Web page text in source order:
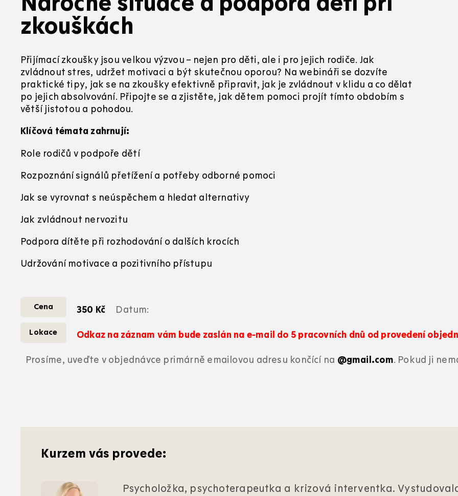
zkouškách
Přijímací zkoušky jsou velkou výzvou – nejen pro děti, ale i pro jejich rodiče. Jak
zvládnout stres, udržet motivaci a být skutečnou oporou? Na webináři se dozvíte
praktické tipy, jak se na zkoušky efektivně připravit, jak je zvládnout v klidu a co dělat
po jejich absolvování. Připojte se a zjistěte, jak dětem pomoci projít tímto obdobím s
větší jistotou a pohodou.
Klíčová témata zahrnují:
Role rodičů v podpoře dětí
Rozpoznání signálů přetížení a potřeby odborné pomoci
Jak se vyrovnat s neúspěchem a hledat alternativy
Jak zvládnout nervozitu
Podpora dítěte při rozhodování o dalších krocích
Udržování motivace a pozitivního přístupu
Cena 350 Kč Datum:
Lokace Odkaz na záznam vám bude zaslán na e-mail do 5 pracovních dnů od provedení
Prosíme, uveďte v objednávce primárně emailovou adresu končící na @gmail.com. Pokud ji
Kurzem vás provede:
Psycholožka, psychoterapeutka a krizová interventka.